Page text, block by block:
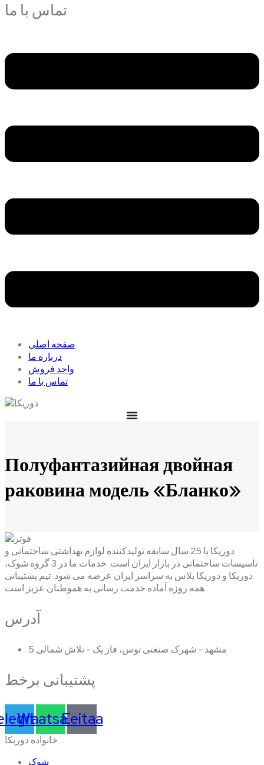
تماس با ما
صفحه اصلی
درباره ما
واحد فروش
تماس با ما
Полуфантазийная двойная
раковина модель «Бланко»
دوریکا با 25 سال سابقه تولیدکننده لوازم بهداشتی ساختمانی و
تاسیسات ساختمانی در بازار ایران است. خدمات ما در 3 گروه شوک،
دوریکا و دوریکا پلاس به سراسر ایران عرضه می شود. تیم پشتیبانی
همه روزه آماده خدمت رسانی به هموطنان عزیز است.
آدرس
مشهد - شهرک صنعتی توس، فاز یک - تلاش شمالی 5
پشتیبانی برخط
Whatsapp
Eeitaa
خانواده دوریکا
شوک